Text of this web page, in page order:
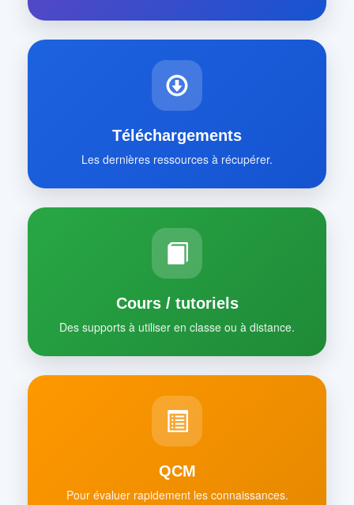
Téléchargements
Les dernières ressources à récupérer.
Cours / tutoriels
Des supports à utiliser en classe ou à distance.
QCM
Pour évaluer rapidement les connaissances.